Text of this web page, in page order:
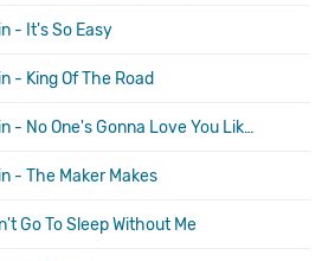
- It's So Easy
- King Of The Road
Brokeback Mountain - No One's Gonna Love You Like Me
- The Maker Makes
Go To Sleep Without Me